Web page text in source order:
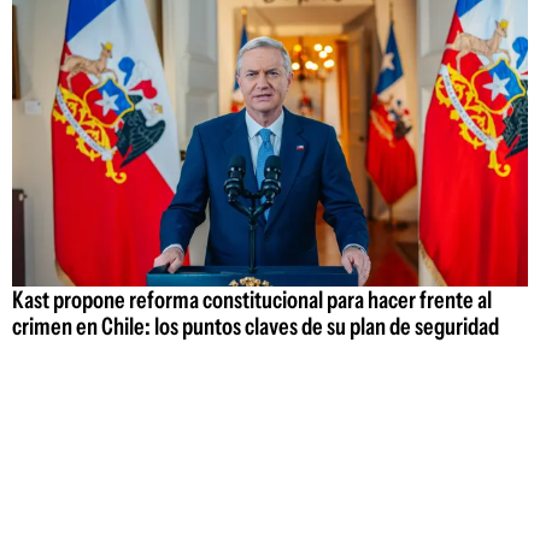
Kast propone reforma constitucional para hacer frente al
crimen en Chile: los puntos claves de su plan de seguridad